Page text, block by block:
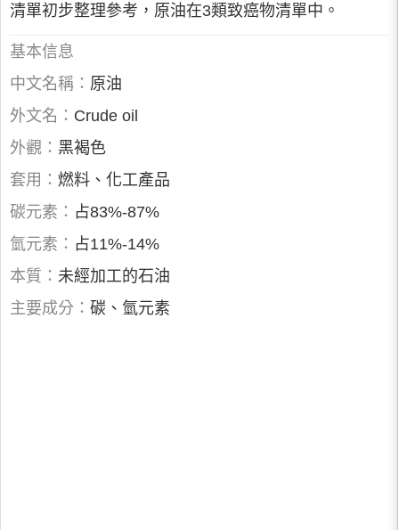
清單初步整理參考，原油在3類致癌物清單中。
基本信息
中文名稱： 原油
外文名： Crude oil
外觀： 黑褐色
套用： 燃料、化工產品
碳元素： 占83%-87%
氫元素： 占11%-14%
本質： 未經加工的石油
主要成分： 碳、氫元素